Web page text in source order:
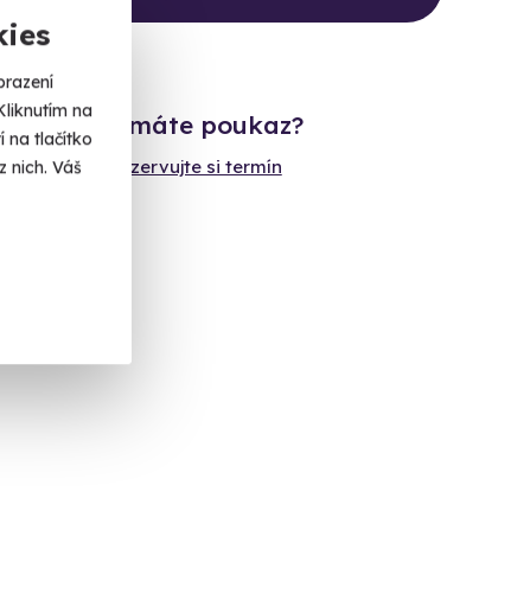
na
na tlačítko
nich. Váš
Již máte poukaz?
Rezervujte si termín